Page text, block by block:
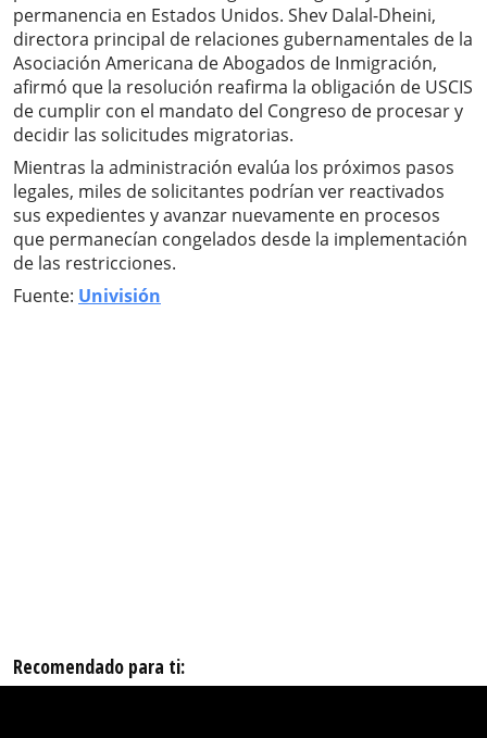
permanencia en Estados Unidos. Shev Dalal-Dheini,
directora principal de relaciones gubernamentales de la
Asociación Americana de Abogados de Inmigración,
afirmó que la resolución reafirma la obligación de USCIS
de cumplir con el mandato del Congreso de procesar y
decidir las solicitudes migratorias.
Mientras la administración evalúa los próximos pasos
legales, miles de solicitantes podrían ver reactivados
sus expedientes y avanzar nuevamente en procesos
que permanecían congelados desde la implementación
de las restricciones.
Fuente: Univisión
Recomendado para ti: